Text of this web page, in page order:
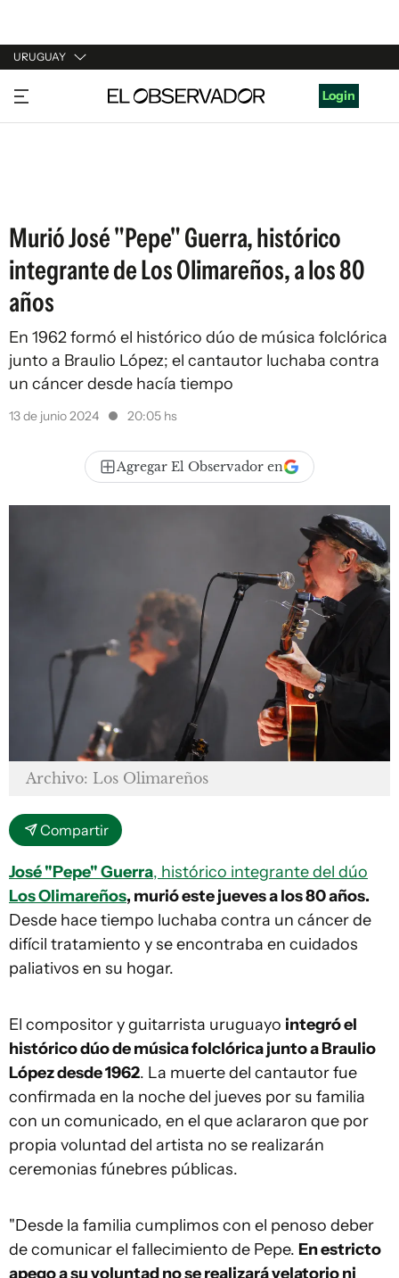
URUGUAY
URUGUAY
ARGENTINA
Login
Murió José "Pepe" Guerra, histórico
integrante de Los Olimareños, a los 80
años
En 1962 formó el histórico dúo de música folclórica
junto a Braulio López; el cantautor luchaba contra
un cáncer desde hacía tiempo
13 de junio 2024 20:05 hs
Agregar El Observador en
Archivo: Los Olimareños
Compartir
José "Pepe" Guerra, histórico integrante del dúo
Los Olimareños, murió este jueves a los 80 años.
Desde hace tiempo luchaba contra un cáncer de
difícil tratamiento y se encontraba en cuidados
paliativos en su hogar.
El compositor y guitarrista uruguayo integró el
histórico dúo de música folclórica junto a Braulio
López desde 1962. La muerte del cantautor fue
confirmada en la noche del jueves por su familia
con un comunicado, en el que aclararon que por
propia voluntad del artista no se realizarán
ceremonias fúnebres públicas.
"Desde la familia cumplimos con el penoso deber
de comunicar el fallecimiento de Pepe. En estricto
apego a su voluntad no se realizará velatorio ni